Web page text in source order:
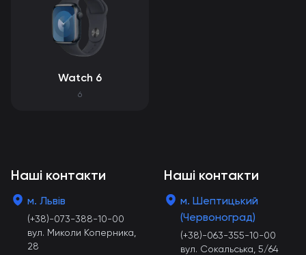
Watch 6
6
Наші контакти
м. Львів
(+38)-073-388-10-00
вул. Миколи Коперника,
28
Наші контакти
м. Шептицький
(Червоноград)
(+38)-063-355-10-00
вул. Сокальська, 5/64